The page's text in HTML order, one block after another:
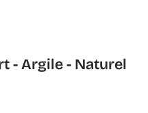
- Argile - Naturel